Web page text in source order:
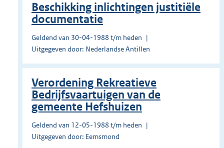
Beschikking inlichtingen justitiële
documentatie
Geldend van 30-04-1988 t/m heden
Uitgegeven door: Nederlandse Antillen
Verordening Rekreatieve
Bedrijfsvaartuigen van de
gemeente Hefshuizen
Geldend van 12-05-1988 t/m heden
Uitgegeven door: Eemsmond